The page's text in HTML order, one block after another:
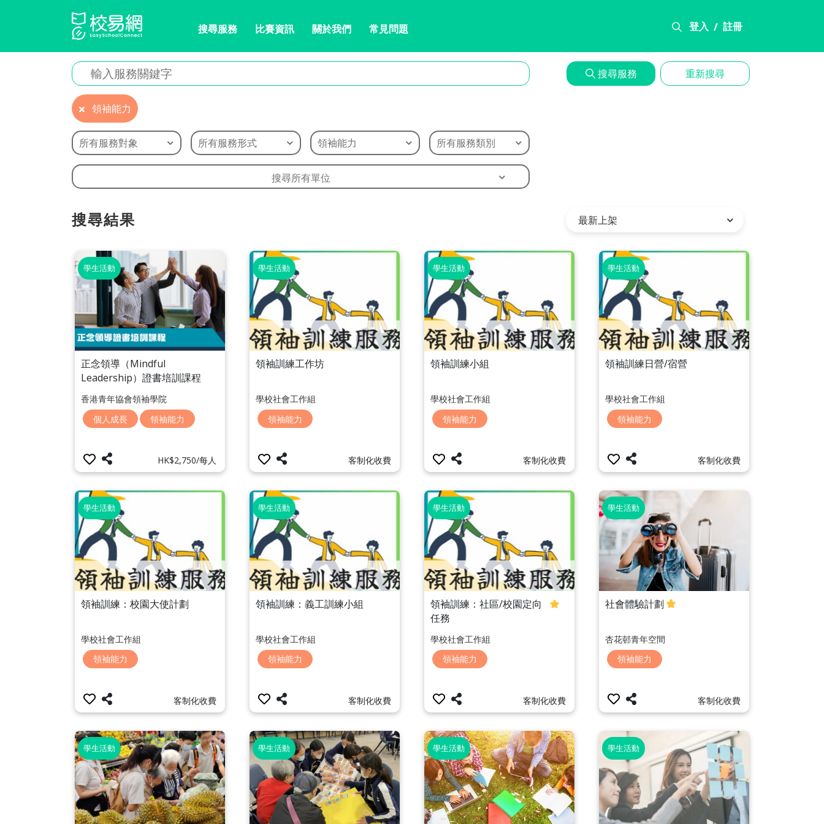
登入 / 註冊
搜尋服務 比賽資訊 關於我們 常見問題
領袖能力
所有服務對象 所有服務形式 領袖能力 所有服務類別
搜尋所有單位
搜尋服務 重新搜尋
搜尋結果
學生活動
正念領導（Mindful
Leadership）證書培訓課程
香港青年協會領袖學院
個人成長
領袖能力
HK$2,750/每人
學生活動
領袖訓練工作坊
學校社會工作組
領袖能力
客制化收費
學生活動
領袖訓練小組
學校社會工作組
領袖能力
客制化收費
學生活動
領袖訓練日營/宿營
學校社會工作組
領袖能力
客制化收費
學生活動
領袖訓練：校園大使計劃
學校社會工作組
領袖能力
客制化收費
學生活動
領袖訓練：義工訓練小組
學校社會工作組
領袖能力
客制化收費
學生活動
領袖訓練：社區/校園定向
任務
學校社會工作組
領袖能力
客制化收費
學生活動
社會體驗計劃
杏花邨青年空間
領袖能力
客制化收費
學生活動 學生活動 學生活動 學生活動